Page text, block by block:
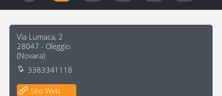
Via Lumaca, 2
28047 - Oleggio
(Novara)
3383341118
Sito Web